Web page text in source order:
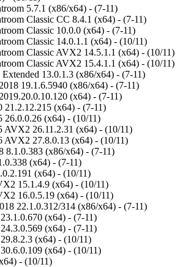
5.7.1 (x86/x64) - (7-11)
Classic CC 8.4.1 (x64) - (7-11)
Classic 10.0.0 (x64) - (7-11)
Classic 14.0.1.1 (x64) - (10/11)
Classic AVX2 14.5.1.1 (x64) - (10/11)
Classic AVX2 15.4.1.1 (x64) - (10/11)
13.0.1.3 (x86/x64) - (7-11)
19.1.6.5940 (x86/x64) - (7-11)
(x64) - (7-11)
21.2.12.215 (x64) - (7-11)
26.0.0.26 (x64) - (10/11)
AVX2 26.11.2.31 (x64) - (10/11)
AVX2 27.8.0.13 (x64) - (10/11)
8.1.0.383 (x86/x64) - (7-11)
(x64) - (7-11)
(x64) - (10/11)
15.1.4.9 (x64) - (10/11)
16.0.5.19 (x64) - (10/11)
22.1.0.312/314 (x86/x64) - (7-11)
(x64) - (7-11)
(x64) - (7-11)
(x64) - (10/11)
(x64) - (10/11)
- (10/11)